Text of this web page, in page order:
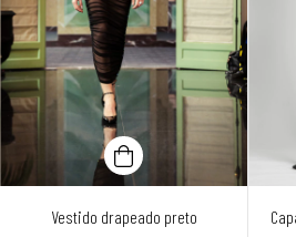
Vestido drapeado preto